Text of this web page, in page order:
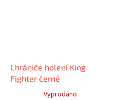
Chrániče holení King
Fighter černé
Vyprodáno